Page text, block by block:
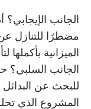
الجانب
مضطرًا للتنازل
الميزانية
الجانب السلبي؟
للبحث عن
المشروع الذي